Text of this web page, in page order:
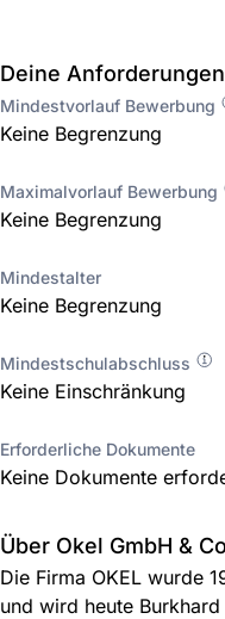
Deine Anforderungen
Mindestvorlauf Bewerbung
Keine Begrenzung
Maximalvorlauf Bewerbung
Keine Begrenzung
Mindestalter
Keine Begrenzung
Mindestschulabschluss
Keine Einschränkung
Erforderliche Dokumente
Keine Dokumente
Über Okel GmbH &
Die Firma OKEL wurde
und wird heute